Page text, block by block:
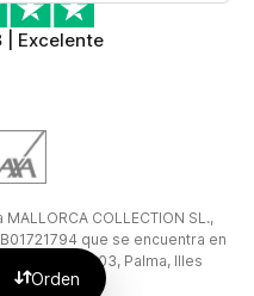
Orden
| Excelente
MALLORCA COLLECTION SL.,
B01721794que se encuentra en
Bajos 2, 07003, Palma, Illes